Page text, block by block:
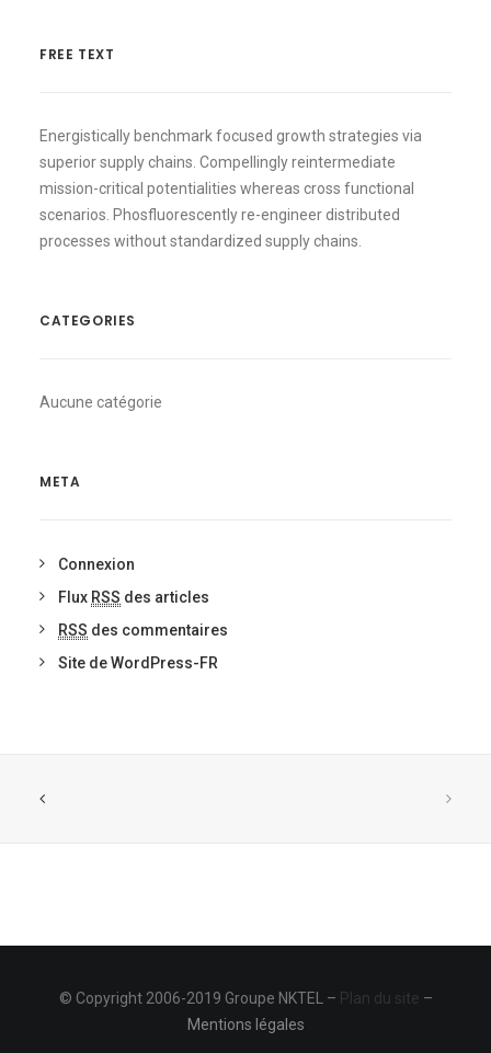
FREE TEXT
Energistically benchmark focused growth strategies via
superior supply chains. Compellingly reintermediate
mission-critical potentialities whereas cross functional
scenarios. Phosfluorescently re-engineer distributed
processes without standardized supply chains.
CATEGORIES
Aucune catégorie
META
Connexion
Flux RSS des articles
RSS des commentaires
Site de WordPress-FR
© Copyright 2006-2019 Groupe NKTEL – Plan du site –
Mentions légales